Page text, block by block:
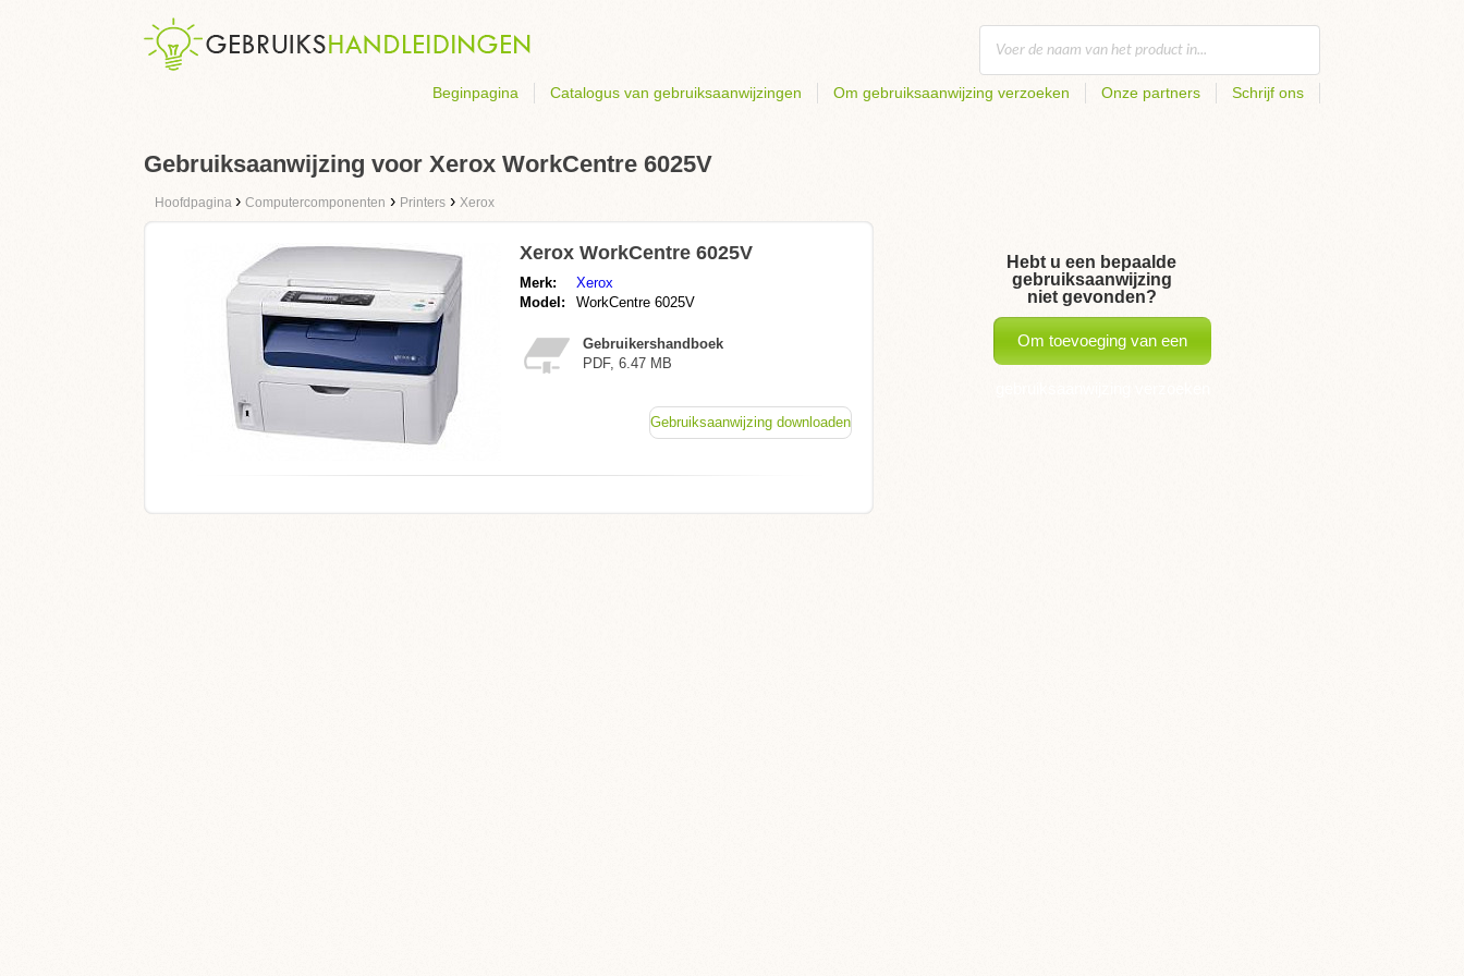
Beginpagina Catalogus van gebruiksaanwijzingen Om gebruiksaanwijzing verzoeken Onze partners Schrijf ons
Gebruiksaanwijzing voor Xerox WorkCentre 6025V
Hoofdpagina › Computercomponenten › Printers › Xerox
Xerox WorkCentre 6025V
Merk:
Xerox
Model:
WorkCentre 6025V
Gebruikershandboek
PDF, 6.47 MB
Gebruiksaanwijzing downloaden
Hebt u een bepaalde
gebruiksaanwijzing
niet gevonden?
Om toevoeging van een